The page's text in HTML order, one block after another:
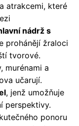
atrakcemi, které
nádrž s
prohánějí žraloci
tvorové.
murénami a
učarují.
, jenž umožňuje
perspektivy.
ponoru